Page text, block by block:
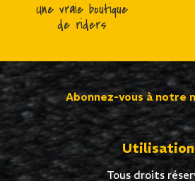
Une vraie boutique
de riders
Abonnez-vous à notre
Utilisation
Tous droits